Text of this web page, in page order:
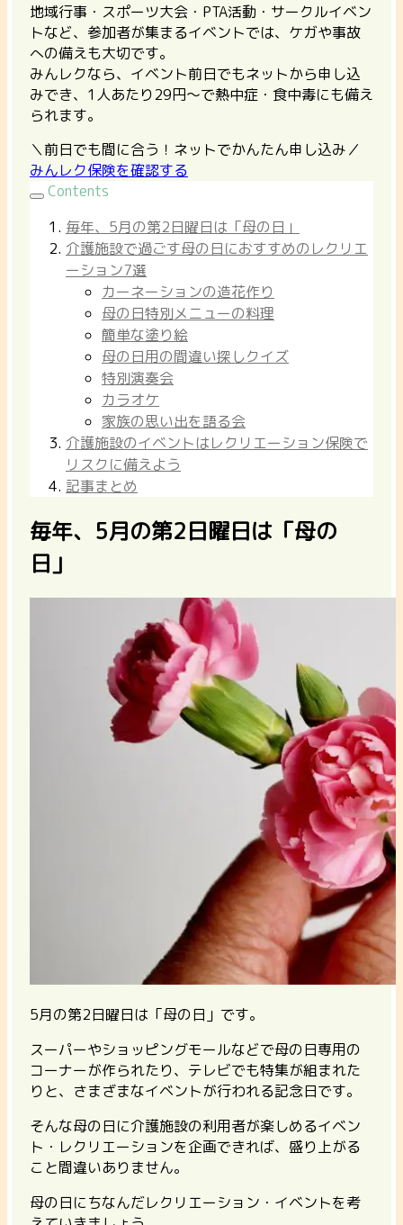
地域行事・スポーツ大会・PTA活動・サークルイベン
トなど、参加者が集まるイベントでは、ケガや事故
への備えも大切です。
みんレクなら、イベント前日でもネットから申し込
みでき、1人あたり29円〜で熱中症・食中毒にも備え
られます。
＼前日でも間に合う！ネットでかんたん申し込み／
みんレク保険を確認する
Contents
毎年、5月の第2日曜日は「母の日」
介護施設で過ごす母の日におすすめのレクリエ
ーション7選
カーネーションの造花作り
母の日特別メニューの料理
簡単な塗り絵
母の日用の間違い探しクイズ
特別演奏会
カラオケ
家族の思い出を語る会
介護施設のイベントはレクリエーション保険で
リスクに備えよう
記事まとめ
毎年、5月の第2日曜日は「母の
日」
5月の第2日曜日は「母の日」です。
スーパーやショッピングモールなどで母の日専用の
コーナーが作られたり、テレビでも特集が組まれた
りと、さまざまなイベントが行われる記念日です。
そんな母の日に介護施設の利用者が楽しめるイベン
ト・レクリエーションを企画できれば、盛り上がる
こと間違いありません。
母の日にちなんだレクリエーション・イベントを考